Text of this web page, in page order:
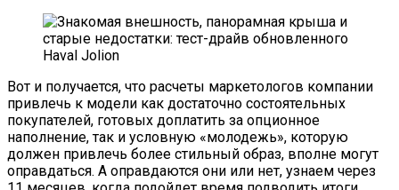
Вот и получается, что расчеты маркетологов компании
привлечь к модели как достаточно состоятельных
покупателей, готовых доплатить за опционное
наполнение, так и условную «молодежь», которую
должен привлечь более стильный образ, вполне могут
оправдаться. А оправдаются они или нет, узнаем через